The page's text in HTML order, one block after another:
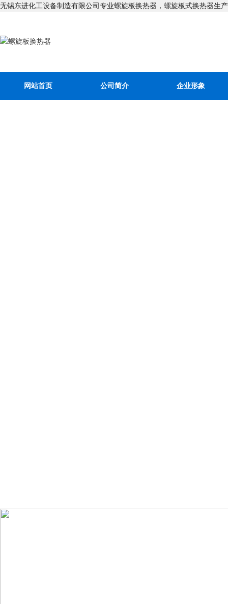
无锡东进化工设备制造有限公司专业螺旋板换热器，螺旋板式换热器生
网站首页 公司简介 企业形象